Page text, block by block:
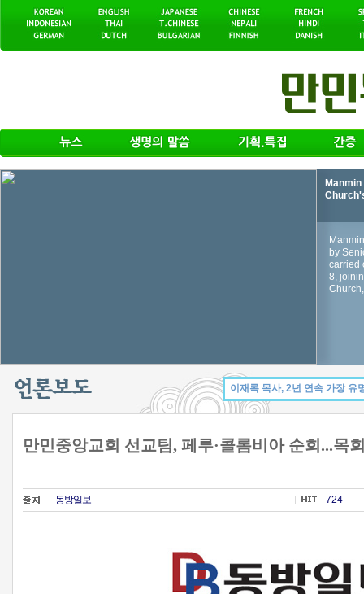
by
carried
8,
만민중앙교회 선교팀, 페루·콜롬비아 순회...목
동방일보 724